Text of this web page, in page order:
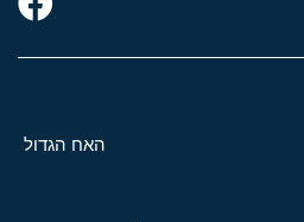
האח הגדול